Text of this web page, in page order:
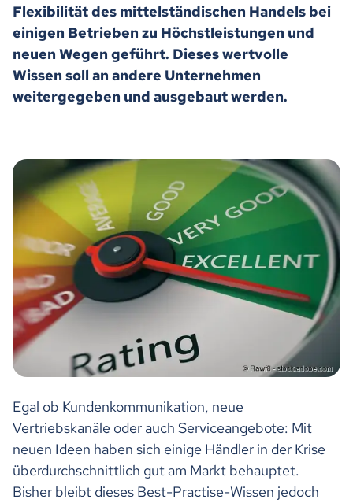
Flexibilität des mittelständischen Handels bei
einigen Betrieben zu Höchstleistungen und
neuen Wegen geführt. Dieses wertvolle
Wissen soll an andere Unternehmen
weitergegeben und ausgebaut werden.
Egal ob Kundenkommunikation, neue
Vertriebskanäle oder auch Serviceangebote: Mit
neuen Ideen haben sich einige Händler in der Krise
überdurchschnittlich gut am Markt behauptet.
Bisher bleibt dieses Best-Practise-Wissen jedoch